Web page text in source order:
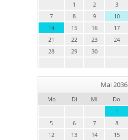
1
2 3
7
8 9 10
14
15 16 17
21
22 23 24
28
29 30
Mai 2036
Mo Di Mi Do
1
5
6 7 8
12
13 14 15